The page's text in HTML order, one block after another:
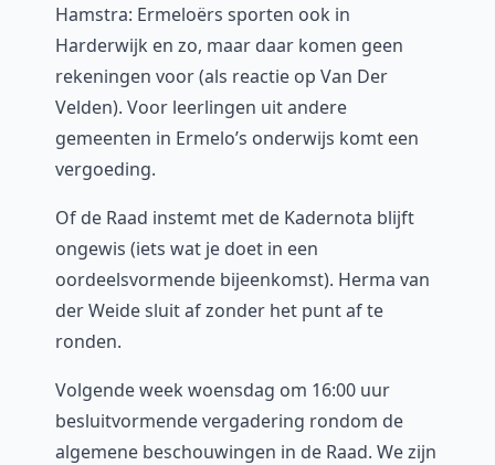
Hamstra: Ermeloërs sporten ook in
Harderwijk en zo, maar daar komen geen
rekeningen voor (als reactie op Van Der
Velden). Voor leerlingen uit andere
gemeenten in Ermelo’s onderwijs komt een
vergoeding.
Of de Raad instemt met de Kadernota blijft
ongewis (iets wat je doet in een
oordeelsvormende bijeenkomst). Herma van
der Weide sluit af zonder het punt af te
ronden.
Volgende week woensdag om 16:00 uur
besluitvormende vergadering rondom de
algemene beschouwingen in de Raad. We zijn